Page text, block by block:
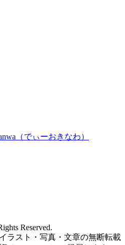
Reserved.
ラスト・写真・文章の無断転載